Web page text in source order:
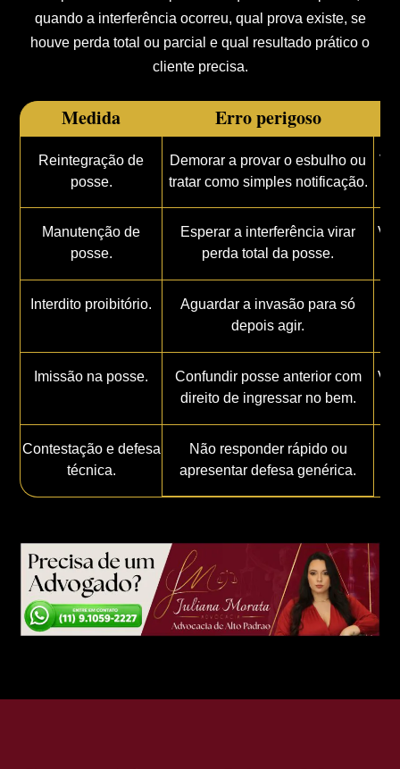
quando a interferência ocorreu, qual prova existe, se
houve perda total ou parcial e qual resultado prático o
cliente precisa.
Medida Erro perigoso
Reintegração de
posse.
Demorar a provar o esbulho ou
tratar como simples notificação.
Manutenção de
posse.
Esperar a interferência virar
perda total da posse.
Interdito proibitório.
Aguardar a invasão para só
depois agir.
Imissão na posse.
Confundir posse anterior com
direito de ingressar no bem.
Contestação e defesa
técnica.
Não responder rápido ou
apresentar defesa genérica.